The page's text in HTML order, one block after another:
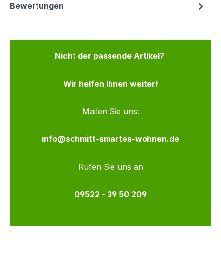
Bewertungen
Nicht der passende Artikel?
Wir helfen Ihnen weiter!
Mailen Sie uns:
info@schmitt-smartes-wohnen.de
Rufen Sie uns an
09522 - 39 50 209